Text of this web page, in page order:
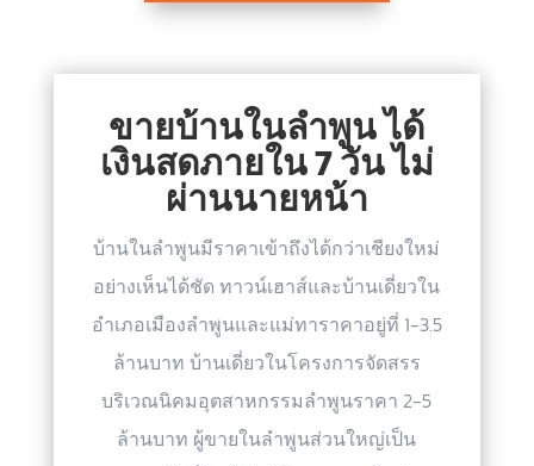
ขายบ้านในลำพูน ได้
เงินสดภายใน 7 วัน ไม่
ผ่านนายหน้า
บ้านในลำพูนมีราคาเข้าถึงได้กว่าเชียงใหม่
อย่างเห็นได้ชัด ทาวน์เฮาส์และบ้านเดี่ยวใน
อำเภอเมืองลำพูนและแม่ทาราคาอยู่ที่ 1-3.5
ล้านบาท บ้านเดี่ยวในโครงการจัดสรร
บริเวณนิคมอุตสาหกรรมลำพูนราคา 2-5
ล้านบาท ผู้ขายในลำพูนส่วนใหญ่เป็น